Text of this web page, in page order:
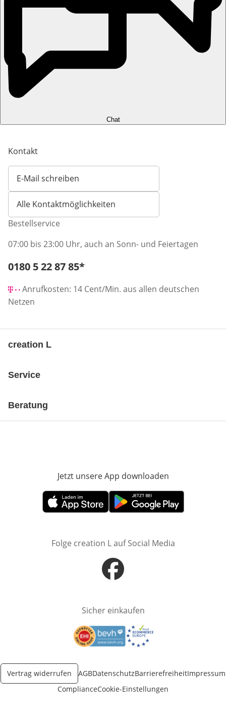
Chat
Kontakt
E-Mail schreiben
Öffnet E-Mail-Client
Alle Kontaktmöglichkeiten
Bestellservice
07:00 bis 23:00 Uhr, auch an Sonn- und Feiertagen
Telefonnummer:
0180 5 22 87 85*
Anrufkosten: 14 Cent/Min. aus allen deutschen
Netzen
creation L
Service
Beratung
Jetzt unsere App downloaden
Öffnet in neuem FensterÖffnet in neuem Fenster
Folge creation L auf Social Media
Öffnet in neuem Fenster
Sicher einkaufen
Öffnet in neuem FensterÖffnet in neuem Fenster
Vertrag widerrufen AGBDatenschutzBarrierefreiheitImpressum
ComplianceCookie-Einstellungen